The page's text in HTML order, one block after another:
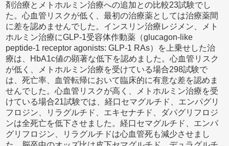
剤治療とメトホルミン治療への追加との比較23試験でし
た。心血管リスクが低く、最初の治療薬としては治療薬間
に差を認めませんでした。インスリン治療レジメン、メト
ホルミン治療にGLP-1受容体作動薬（glucagon-like
peptide-1 receptor agonists: GLP-1 RAs）を上乗せした治
療は、HbA1c値の顕著な低下を認めました。心血管リスク
が低く、メトホルミン治療を受けている場合298試験で
は、死亡率、血管転帰において臨床的に有意な差を認めま
せんでした。心血管リスクが高く、メトホルミン治療を受
けている場合21試験では、経口セマグルチド、エンパグリ
フロジン、リラグルチド、エキセナチド、ダパグリフロジ
ンは全死亡を低下させました。経口セマグルチド、エンパ
グリフロジン、リラグルチドは心血管死も減少させまし